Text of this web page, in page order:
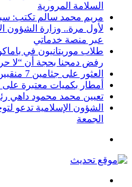
السلامة المرورية
مريم محمد سالم تكتب:
لأول مرة.. وزارة الشؤون
عبر منصة خدماتي
طلاب موريتانيون في
رفض دمجنا بحجة أن “لا
العثور على جثامين 7 منقبين في تيرس
أمطار بكميات معتبرة على
تعيين محمد محمود داهي
الشؤون الإسلامية تدعو
الجمعة